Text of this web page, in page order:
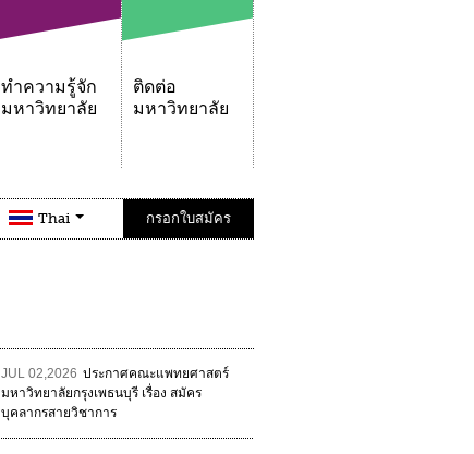
ทำความรู้จัก
มหาวิทยาลัย
ติดต่อ
มหาวิทยาลัย
Thai กรอกใบสมัคร
JUL 02,2026 ประกาศคณะแพทยศาสตร์
มหาวิทยาลัยกรุงเพธนบุรี เรื่อง สมัคร
บุคลากรสายวิชาการ